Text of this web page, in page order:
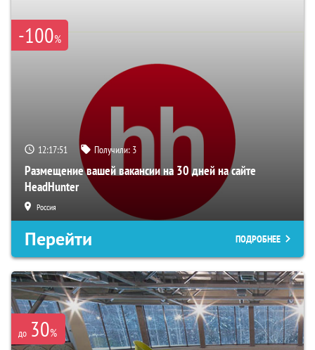
-100%
12:17:50 Получили: 3
Размещение вашей вакансии на 30 дней на сайте
HeadHunter
Россия
Перейти ПОДРОБНЕЕ
до 30%